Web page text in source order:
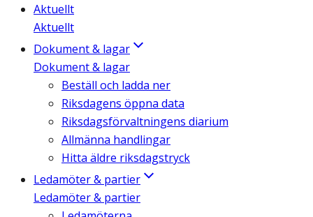
Aktuellt
Aktuellt
Dokument & lagar
Dokument & lagar
Beställ och ladda ner
Riksdagens öppna data
Riksdagsförvaltningens diarium
Allmänna handlingar
Hitta äldre riksdagstryck
Ledamöter & partier
Ledamöter & partier